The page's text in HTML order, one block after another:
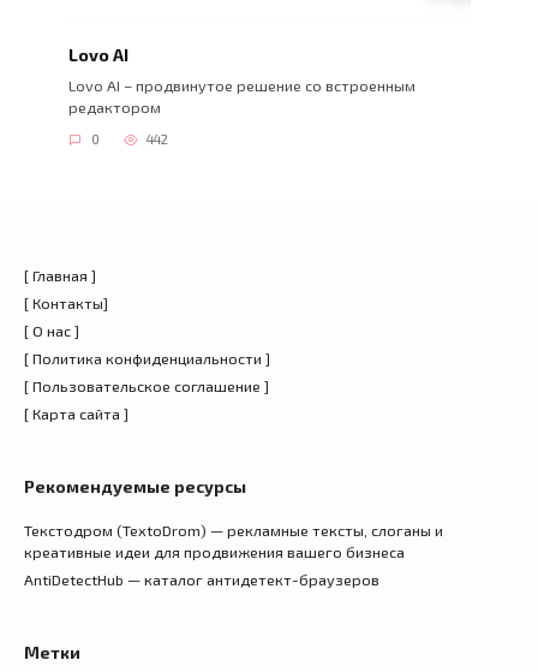
Lovo AI
Lovo AI – продвинутое решение со встроенным
редактором
0 442
[ Главная ]
[ Контакты]
[ О нас ]
[ Политика конфиденциальности ]
[ Пользовательское соглашение ]
[ Карта сайта ]
Рекомендуемые ресурсы
Текстодром (TextoDrom) — рекламные тексты, слоганы и
креативные идеи для продвижения вашего бизнеса
AntiDetectHub — каталог антидетект-браузеров
Метки